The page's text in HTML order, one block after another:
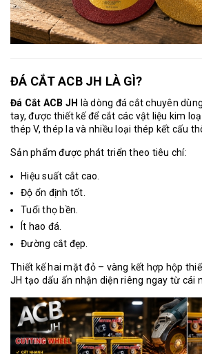
ĐÁ CẮT ACB JH LÀ GÌ?
Đá Cắt ACB JH là dòng đá cắt chuyên
tay, được thiết kế để cắt các vật liệu kim
thép V, thép la và nhiều loại thép kết cấu
Sản phẩm được phát triển theo tiêu chí:
Hiệu suất cắt cao.
Độ ổn định tốt.
Tuổi thọ bền.
Ít hao đá.
Đường cắt đẹp.
Thiết kế hai mặt đỏ – vàng kết hợp hộp
JH tạo dấu ấn nhận diện riêng ngay từ cái